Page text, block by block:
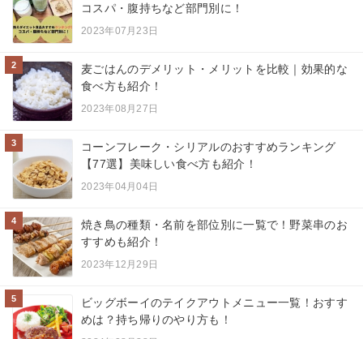
コスパ・腹持ちなど部門別に！
2023年07月23日
2
麦ごはんのデメリット・メリットを比較｜効果的な
食べ方も紹介！
2023年08月27日
3
コーンフレーク・シリアルのおすすめランキング
【77選】美味しい食べ方も紹介！
2023年04月04日
4
焼き鳥の種類・名前を部位別に一覧で！野菜串のお
すすめも紹介！
2023年12月29日
5
ビッグボーイのテイクアウトメニュー一覧！おすす
めは？持ち帰りのやり方も！